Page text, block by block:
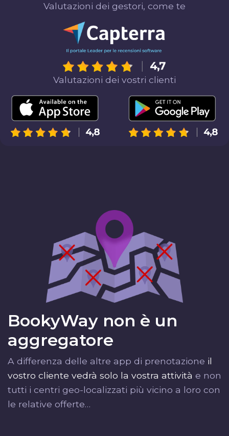
Valutazioni dei gestori, come te
Valutazioni dei vostri clienti
BookyWay non è un
aggregatore
A differenza delle altre app di prenotazione il
vostro cliente vedrà solo la vostra attività e non
tutti i centri geo-localizzati più vicino a loro con
le relative offerte…